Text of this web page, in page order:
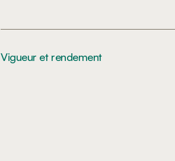
Vigueur et rendement